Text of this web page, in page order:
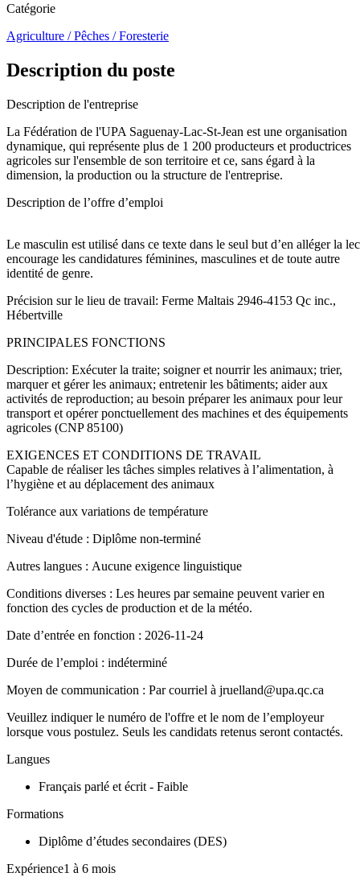
Catégorie
Agriculture / Pêches / Foresterie
Description du poste
Description de l'entreprise
La Fédération de l'UPA Saguenay-Lac-St-Jean est une organisation
dynamique, qui représente plus de 1 200 producteurs et productrices
agricoles sur l'ensemble de son territoire et ce, sans égard à la
dimension, la production ou la structure de l'entreprise.
Description de l’offre d’emploi
Le masculin est utilisé dans ce texte dans le seul but d’en alléger la
encourage les candidatures féminines, masculines et de toute autre
identité de genre.
Précision sur le lieu de travail: Ferme Maltais 2946-4153 Qc inc.,
Hébertville
PRINCIPALES FONCTIONS
Description: Exécuter la traite; soigner et nourrir les animaux; trier,
marquer et gérer les animaux; entretenir les bâtiments; aider aux
activités de reproduction; au besoin préparer les animaux pour leur
transport et opérer ponctuellement des machines et des équipements
agricoles (CNP 85100)
EXIGENCES ET CONDITIONS DE TRAVAIL
Capable de réaliser les tâches simples relatives à l’alimentation, à
l’hygiène et au déplacement des animaux
Tolérance aux variations de température
Niveau d'étude : Diplôme non-terminé
Autres langues : Aucune exigence linguistique
Conditions diverses : Les heures par semaine peuvent varier en
fonction des cycles de production et de la météo.
Date d’entrée en fonction : 2026-11-24
Durée de l’emploi : indéterminé
Moyen de communication : Par courriel à jruelland@upa.qc.ca
Veuillez indiquer le numéro de l'offre et le nom de l’employeur
lorsque vous postulez. Seuls les candidats retenus seront contactés.
Langues
Français parlé et écrit - Faible
Formations
Diplôme d’études secondaires (DES)
Expérience1 à 6 mois